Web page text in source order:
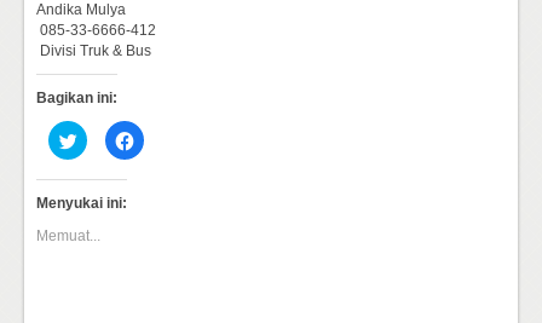
Andika Mulya
085-33-6666-412
Divisi Truk & Bus
Bagikan ini:
Klik
untuk
berbagi
pada
Twitter(Membuka
di
yang
Klik
untuk
Menyukai ini:
Memuat...